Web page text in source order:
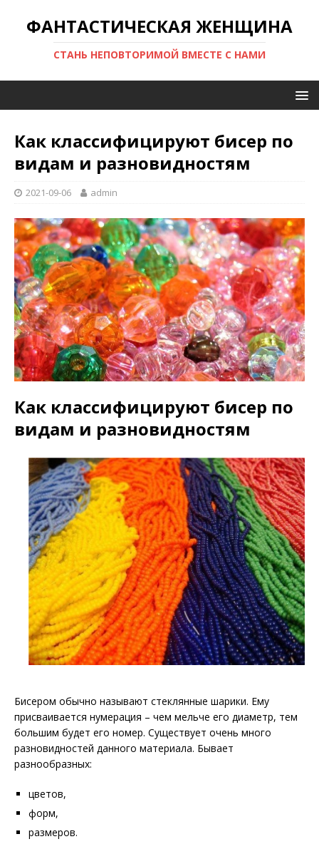
ФАНТАСТИЧЕСКАЯ ЖЕНЩИНА
СТАНЬ НЕПОВТОРИМОЙ ВМЕСТЕ С НАМИ
Как классифицируют бисер по
видам и разновидностям
2021-09-06 admin
Как классифицируют бисер по
видам и разновидностям
Бисером обычно называют стеклянные шарики. Ему
присваивается нумерация – чем мельче его диаметр, тем
большим будет его номер. Существует очень много
разновидностей данного материала. Бывает
разнообразных:
цветов,
форм,
размеров.